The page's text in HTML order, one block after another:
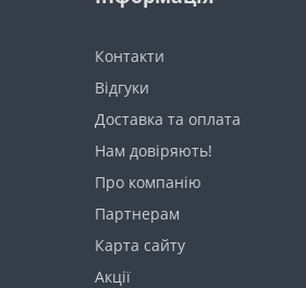
Контакти
Відгуки
Доставка та оплата
Нам довіряють!
Про компанію
Партнерам
Карта сайту
Акції